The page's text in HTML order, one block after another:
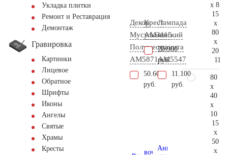
Укладка плитки
Ремонт и Реставрация
Демонтаж
Гравировка
Картинки
Лицевое
Обратное
Шрифты
Иконы
Ангелы
Святые
Храмы
Кресты
Декор
Мусульманский
Полумесяц
AM5871
50.600
руб.
Крест
AM3115
20.900
руб.
Лампада
из
гранита
AM5547
11.100
руб.
x 8
15
x
80
x
20
80
x
40
x
10
15
x
50
x